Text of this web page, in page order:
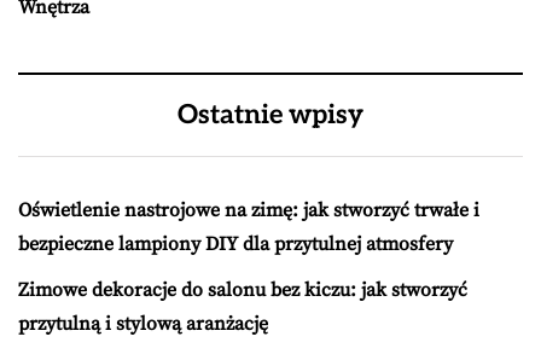
Wnętrza
Ostatnie wpisy
Oświetlenie nastrojowe na zimę: jak stworzyć trwałe i
bezpieczne lampiony DIY dla przytulnej atmosfery
Zimowe dekoracje do salonu bez kiczu: jak stworzyć
przytulną i stylową aranżację